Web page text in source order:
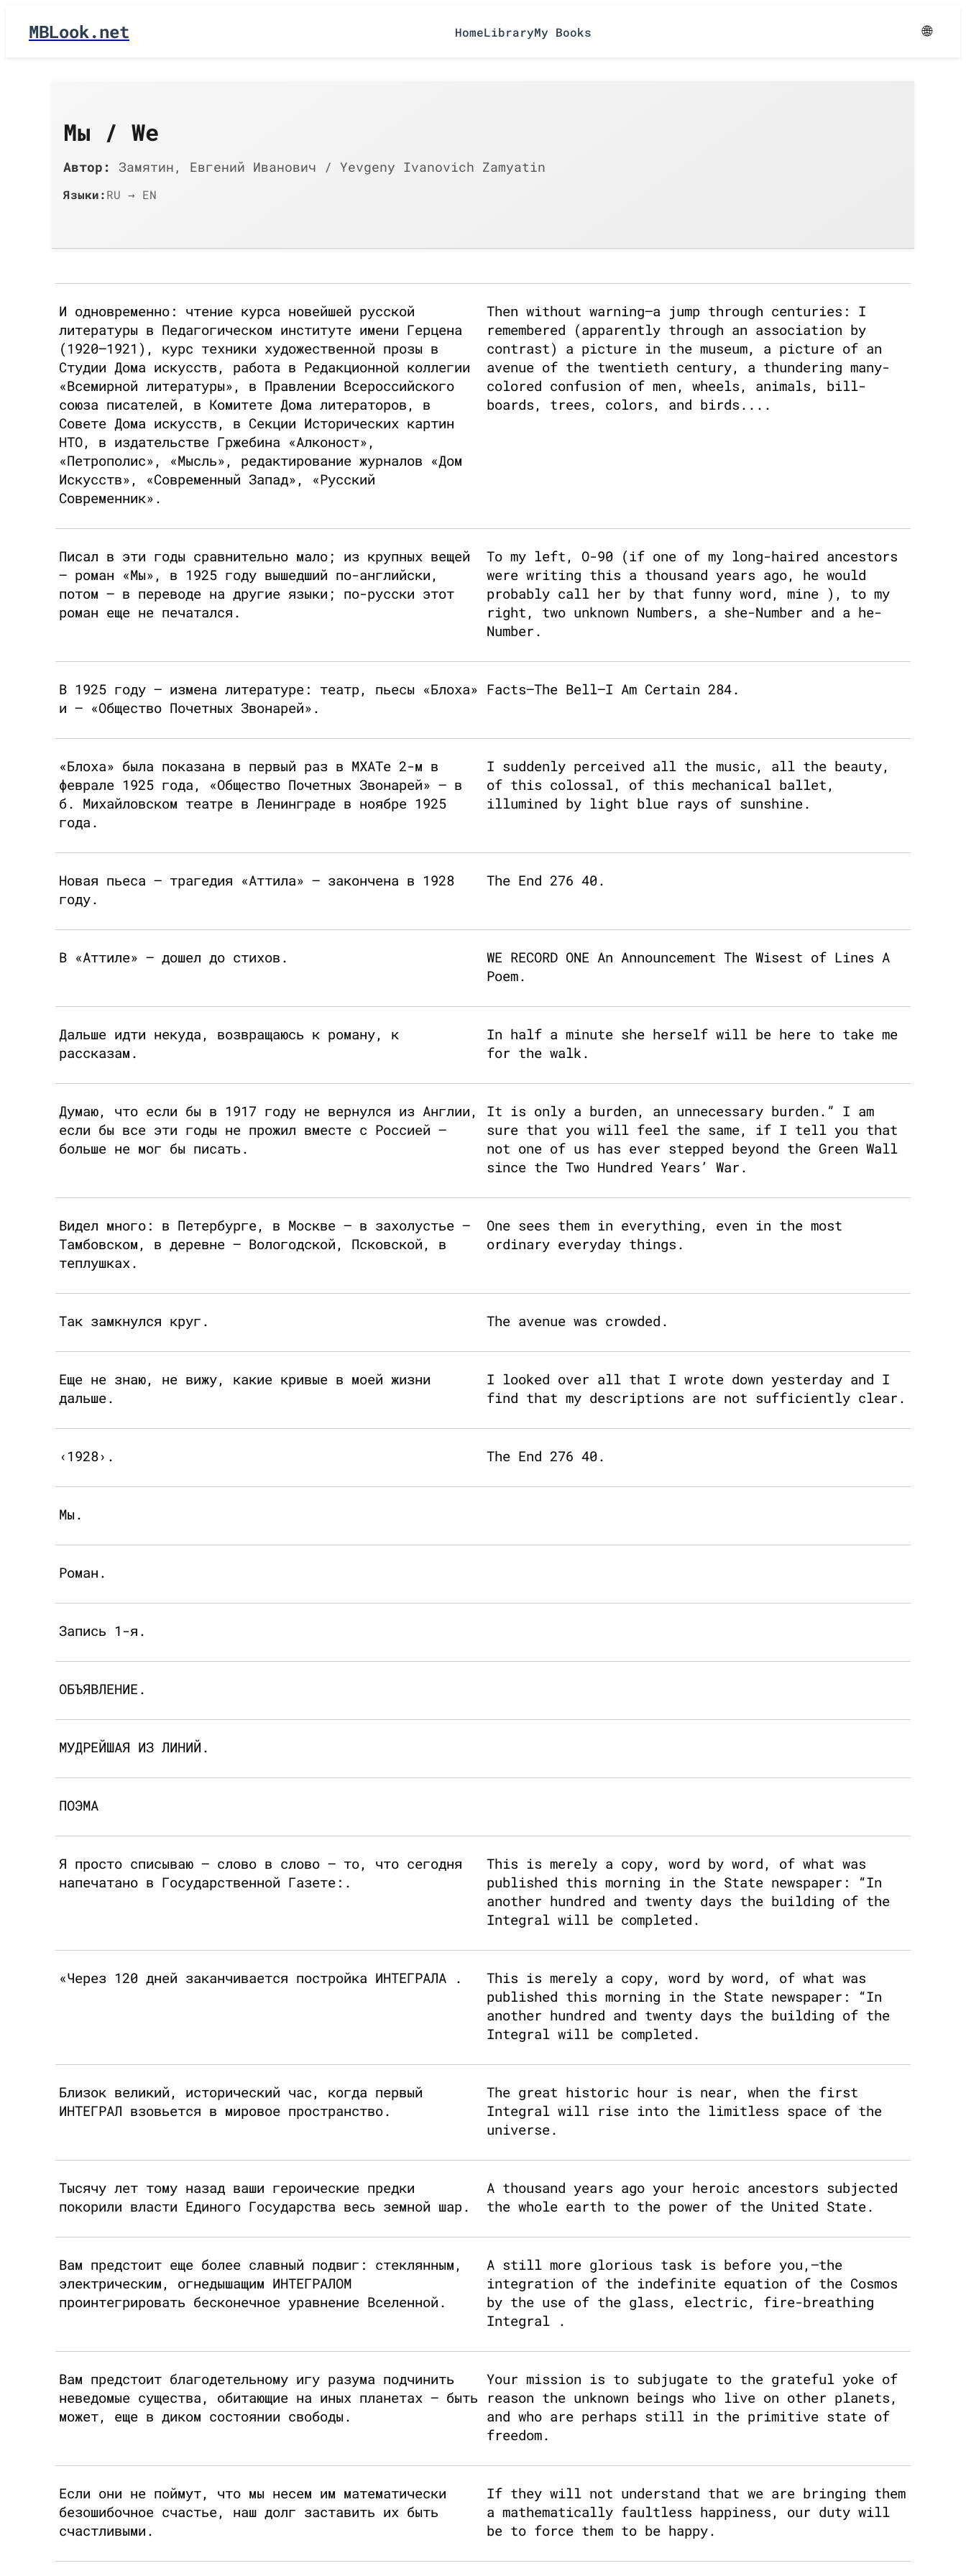
MBLook.net HomeLibraryMy Books 🌐
Мы / We
Автор: Замятин, Евгений Иванович / Yevgeny Ivanovich Zamyatin
Языки:RU → EN
И одновременно: чтение курса новейшей русской
литературы в Педагогическом институте имени Герцена
(1920–1921), курс техники художественной прозы в
Студии Дома искусств, работа в Редакционной коллегии
«Всемирной литературы», в Правлении Всероссийского
союза писателей, в Комитете Дома литераторов, в
Совете Дома искусств, в Секции Исторических картин
НТО, в издательстве Гржебина «Алконост»,
«Петрополис», «Мысль», редактирование журналов «Дом
Искусств», «Современный Запад», «Русский
Современник».
Then without warning—a jump through centuries: I
remembered (apparently through an association by
contrast) a picture in the museum, a picture of an
avenue of the twentieth century, a thundering many-
colored confusion of men, wheels, animals, bill-
boards, trees, colors, and birds....
Писал в эти годы сравнительно мало; из крупных вещей
– роман «Мы», в 1925 году вышедший по-английски,
потом – в переводе на другие языки; по-русски этот
роман еще не печатался.
To my left, O-90 (if one of my long-haired ancestors
were writing this a thousand years ago, he would
probably call her by that funny word, mine ), to my
right, two unknown Numbers, a she-Number and a he-
Number.
В 1925 году – измена литературе: театр, пьесы «Блоха»
и – «Общество Почетных Звонарей».
Facts—The Bell—I Am Certain 284.
«Блоха» была показана в первый раз в МХАТе 2-м в
феврале 1925 года, «Общество Почетных Звонарей» – в
б. Михайловском театре в Ленинграде в ноябре 1925
года.
I suddenly perceived all the music, all the beauty,
of this colossal, of this mechanical ballet,
illumined by light blue rays of sunshine.
Новая пьеса – трагедия «Аттила» – закончена в 1928
году.
The End 276 40.
В «Аттиле» – дошел до стихов.
WE RECORD ONE An Announcement The Wisest of Lines A
Poem.
Дальше идти некуда, возвращаюсь к роману, к
рассказам.
In half a minute she herself will be here to take me
for the walk.
Думаю, что если бы в 1917 году не вернулся из Англии,
если бы все эти годы не прожил вместе с Россией –
больше не мог бы писать.
It is only a burden, an unnecessary burden.” I am
sure that you will feel the same, if I tell you that
not one of us has ever stepped beyond the Green Wall
since the Two Hundred Years’ War.
Видел много: в Петербурге, в Москве – в захолустье –
Тамбовском, в деревне – Вологодской, Псковской, в
теплушках.
One sees them in everything, even in the most
ordinary everyday things.
Так замкнулся круг. The avenue was crowded.
Еще не знаю, не вижу, какие кривые в моей жизни
дальше.
I looked over all that I wrote down yesterday and I
find that my descriptions are not sufficiently clear.
‹1928›. The End 276 40.
Мы.
Роман.
Запись 1-я.
ОБЪЯВЛЕНИЕ.
МУДРЕЙШАЯ ИЗ ЛИНИЙ.
ПОЭМА
Я просто списываю – слово в слово – то, что сегодня
напечатано в Государственной Газете:.
This is merely a copy, word by word, of what was
published this morning in the State newspaper: “In
another hundred and twenty days the building of the
Integral will be completed.
«Через 120 дней заканчивается постройка ИНТЕГРАЛА .
This is merely a copy, word by word, of what was
published this morning in the State newspaper: “In
another hundred and twenty days the building of the
Integral will be completed.
Близок великий, исторический час, когда первый
ИНТЕГРАЛ взовьется в мировое пространство.
The great historic hour is near, when the first
Integral will rise into the limitless space of the
universe.
Тысячу лет тому назад ваши героические предки
покорили власти Единого Государства весь земной шар.
A thousand years ago your heroic ancestors subjected
the whole earth to the power of the United State.
Вам предстоит еще более славный подвиг: стеклянным,
электрическим, огнедышащим ИНТЕГРАЛОМ
проинтегрировать бесконечное уравнение Вселенной.
A still more glorious task is before you,—the
integration of the indefinite equation of the Cosmos
by the use of the glass, electric, fire-breathing
Integral .
Вам предстоит благодетельному игу разума подчинить
неведомые существа, обитающие на иных планетах – быть
может, еще в диком состоянии свободы.
Your mission is to subjugate to the grateful yoke of
reason the unknown beings who live on other planets,
and who are perhaps still in the primitive state of
freedom.
Если они не поймут, что мы несем им математически
безошибочное счастье, наш долг заставить их быть
счастливыми.
If they will not understand that we are bringing them
a mathematically faultless happiness, our duty will
be to force them to be happy.